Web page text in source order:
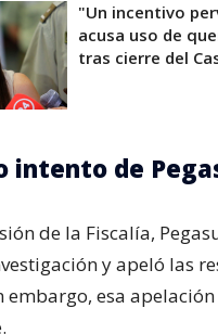
"Un incentivo
acusa uso de
tras cierre del
intento de
de la Fiscalía,
y apeló las
embargo, esa